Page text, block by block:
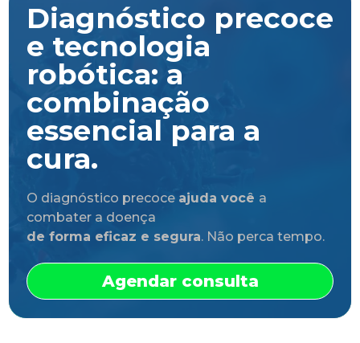
Diagnóstico precoce
e tecnologia
robótica: a
combinação
essencial para a
cura.
O diagnóstico precoce ajuda você a
combater a doença
de forma eficaz e segura. Não perca tempo.
Agendar consulta